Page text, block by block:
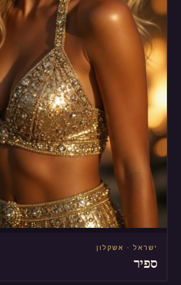
ישראל · אשקלון
ספיר